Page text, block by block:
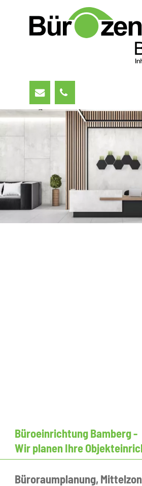
Büroeinrichtung Bamberg -
Wir planen Ihre
Büroraumplanung,